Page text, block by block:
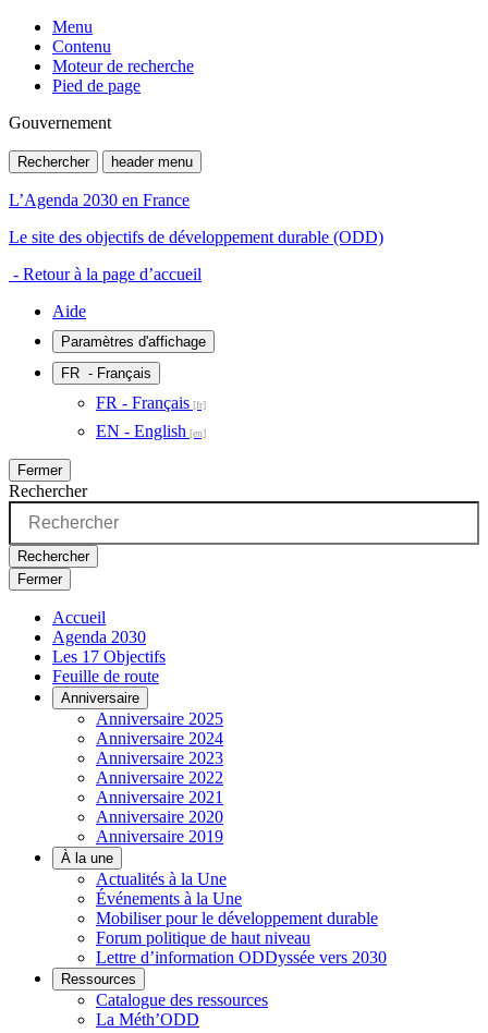
Menu
Contenu
Moteur de recherche
Pied de page
Gouvernement
Rechercher header menu
L’Agenda 2030 en France
Le site des objectifs de développement durable (ODD)
- Retour à la page d’accueil
Aide
Paramètres d'affichage
FR - Français
FR - Français
EN - English
Fermer
Rechercher
Rechercher
Fermer
Accueil
Agenda 2030
Les 17 Objectifs
Feuille de route
Anniversaire
Anniversaire 2025
Anniversaire 2024
Anniversaire 2023
Anniversaire 2022
Anniversaire 2021
Anniversaire 2020
Anniversaire 2019
À la une
Actualités à la Une
Événements à la Une
Mobiliser pour le développement durable
Forum politique de haut niveau
Lettre d’information ODDyssée vers 2030
Ressources
Catalogue des ressources
La Méth’ODD